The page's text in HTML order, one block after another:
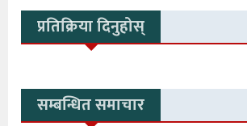
प्रतिक्रिया दिनुहोस्
सम्बन्धित समाचार